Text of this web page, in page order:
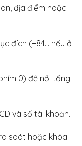
địa điểm hoặc
đích (+84… nếu ở
0) để nối tổng
và số tài khoản.
soát hoặc khóa